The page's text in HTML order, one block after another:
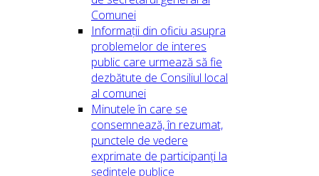
Comunei
Informații din oficiu asupra
problemelor de interes
public care urmează să fie
dezbătute de Consiliul local
al comunei
Minutele în care se
consemnează, în rezumat,
punctele de vedere
exprimate de participanți la
ședințele publice